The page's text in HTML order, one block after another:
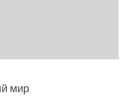
мир